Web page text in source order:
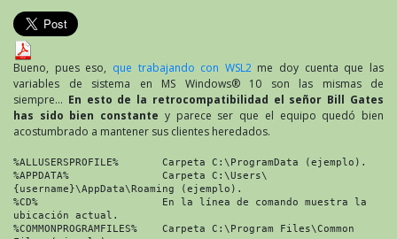
Bueno, pues eso, que trabajando con WSL2me doy cuenta que las
variables de sistema en MS Windows® 10 son las mismas de
siempre… En esto de la retrocompatibilidad el señor Bill Gates
has sido bien constante y parece ser que el equipo quedó bien
acostumbrado a mantener sus clientes heredados.
%ALLUSERSPROFILE%	Carpeta C:\ProgramData (ejemplo).
%APPDATA%		Carpeta C:\Users\
{username}\AppData\Roaming (ejemplo).
%CD%			En la línea de comando muestra la
ubicación actual.
%COMMONPROGRAMFILES%	Carpeta C:\Program Files\Common